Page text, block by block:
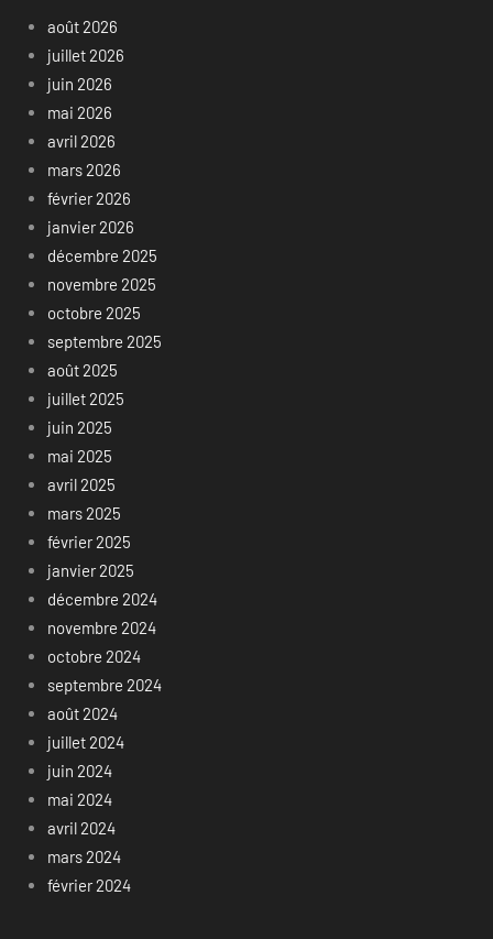
août 2026
juillet 2026
juin 2026
mai 2026
avril 2026
mars 2026
février 2026
janvier 2026
décembre 2025
novembre 2025
octobre 2025
septembre 2025
août 2025
juillet 2025
juin 2025
mai 2025
avril 2025
mars 2025
février 2025
janvier 2025
décembre 2024
novembre 2024
octobre 2024
septembre 2024
août 2024
juillet 2024
juin 2024
mai 2024
avril 2024
mars 2024
février 2024